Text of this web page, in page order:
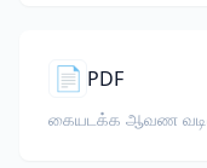
📄 PDF
கையடக்க ஆவண